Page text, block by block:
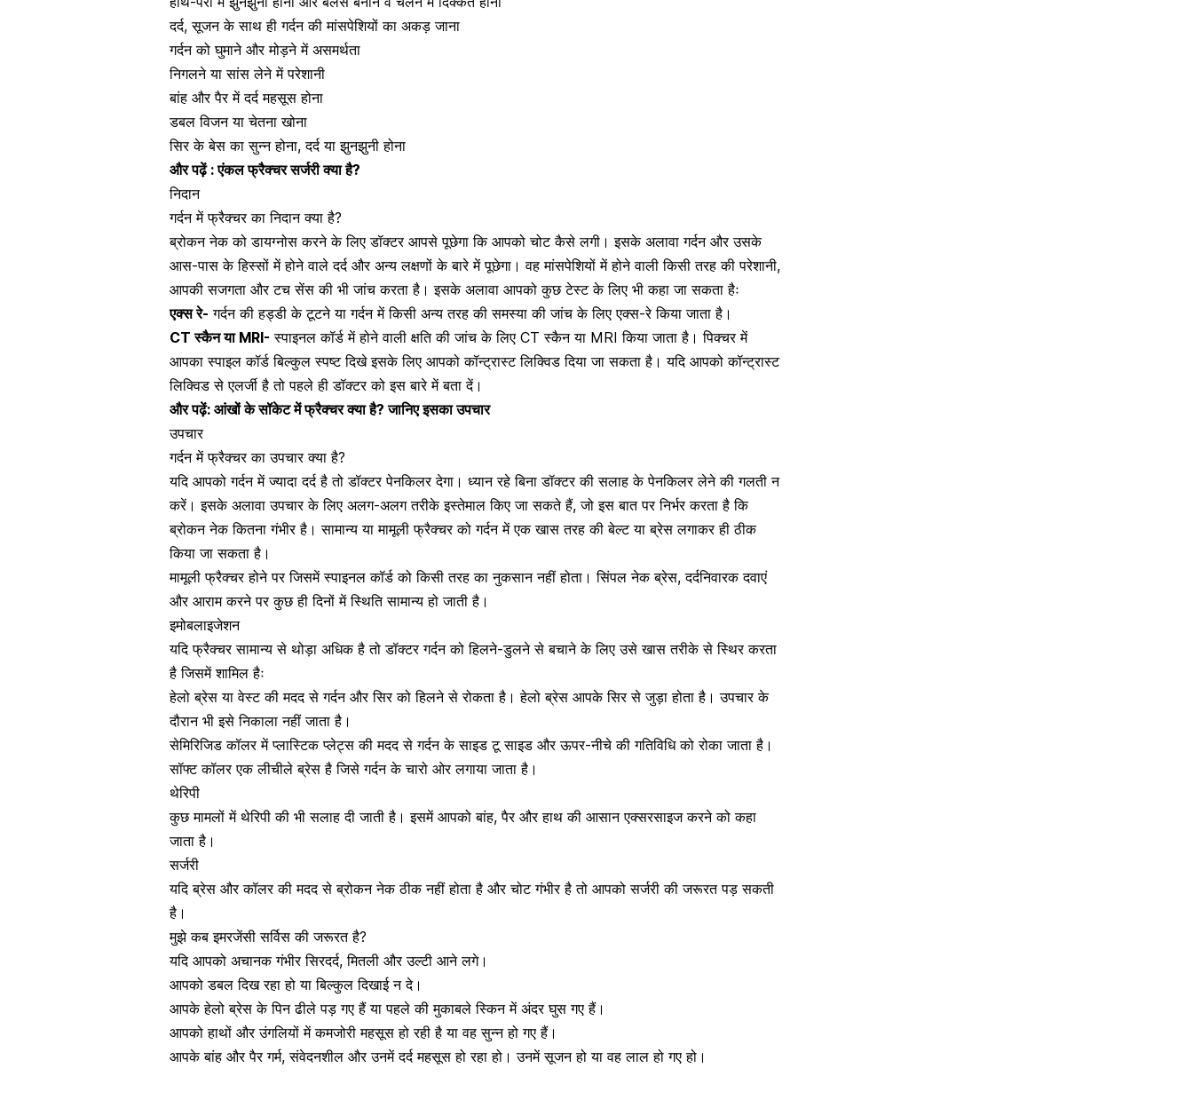
दर्द, सूजन के साथ ही गर्दन की मांसपेशियों का अकड़ जाना
गर्दन को घुमाने और मोड़ने में असमर्थता
निगलने यासांस लेने में परेशानी
बांह औरपैर में दर्द महसूस होना
डबल विजन या चेतना खोना
सिर के बेस का सुन्न होना, दर्द या झुनझुनी होना
और पढ़ें :एंकल फ्रैक्चर सर्जरी क्या है?
निदान
गर्दन में फ्रैक्चर का निदान क्या है?
ब्रोकन नेक को डायग्नोस करने के लिए डॉक्टर आपसे पूछेगा कि आपको चोट कैसे लगी। इसके अलावा गर्दन और उसके
आस-पास के हिस्सों में होने वाले दर्द और अन्य लक्षणों के बारे में पूछेगा। वह मांसपेशियों में होने वाली किसी तरह की परेशानी,
आपकी सजगता और टच सेंस की भी जांच करता है। इसके अलावा आपको कुछ टेस्ट के लिए भी कहा जा सकता हैः
एक्स रे- गर्दन की हड्डी के टूटने या गर्दन में किसी अन्य तरह की समस्या की जांच के लिए एक्स-रे किया जाता है।
CT स्कैन या MRI- स्पाइनल कॉर्ड में होने वाली क्षतिकी जांच के लिए CT स्कैनया MRIकिया जाता है। पिक्चर में
आपका स्पाइल कॉर्ड बिल्कुल स्पष्ट दिखे इसके लिए आपको कॉन्ट्रास्ट लिक्विड दिया जा सकता है। यदि आपको कॉन्ट्रास्ट
लिक्विड से एलर्जी है तो पहले ही डॉक्टर को इस बारे में बता दें।
और पढ़ें: आंखों के सॉकेट में फ्रैक्चर क्या है? जानिए इसका उपचार
उपचार
गर्दन में फ्रैक्चर का उपचार क्या है?
यदि आपको गर्दन में ज्यादा दर्द है तो डॉक्टर पेनकिलर देगा। ध्यान रहे बिना डॉक्टर की सलाह के पेनकिलर लेने की गलती न
करें। इसके अलावा उपचार के लिए अलग-अलग तरीके इस्तेमाल किए जा सकते हैं, जो इस बात पर निर्भर करता है कि
ब्रोकन नेक कितना गंभीर है। सामान्य या मामूली फ्रैक्चर को गर्दन में एक खास तरह की बेल्ट या ब्रेस लगाकर ही ठीक
किया जा सकता है।
मामूली फ्रैक्चर होने पर जिसमें स्पाइनल कॉर्ड को किसी तरह का नुकसान नहीं होता। सिंपल नेक ब्रेस, दर्दनिवारक दवाएं
और आराम करने पर कुछ ही दिनों में स्थिति सामान्य हो जाती है।
इमोबलाइजेशन
यदि फ्रैक्चर सामान्य से थोड़ा अधिक है तो डॉक्टर गर्दन को हिलने-डुलने से बचाने के लिए उसे खास तरीके से स्थिर करता
है जिसमें शामिल हैः
हेलो ब्रेस या वेस्ट की मदद से गर्दन और सिर को हिलने से रोकता है। हेलो ब्रेस आपके सिर से जुड़ा होता है। उपचार के
दौरान भी इसे निकाला नहीं जाता है।
सेमिरिजिड कॉलर में प्लास्टिक प्लेट्स की मदद से गर्दन के साइड टू साइड और ऊपर-नीचे की गतिविधि को रोका जाता है।
सॉफ्ट कॉलर एक लीचीले ब्रेस है जिसे गर्दन के चारो ओर लगाया जाता है।
थेरिपी
कुछ मामलों में थेरिपी की भी सलाह दी जाती है। इसमें आपको बांह, पैर और हाथ की आसान एक्सरसाइज करने को कहा
जाता है।
सर्जरी
यदि ब्रेस और कॉलर की मदद से ब्रोकन नेक ठीक नहीं होता है और चोट गंभीर है तो आपको सर्जरी की जरूरत पड़ सकती
है।
मुझे कब इमरजेंसी सर्विस की जरूरत है?
यदि आपको अचानक गंभीर सिरदर्द, मितली और उल्टी आने लगे।
आपको डबल दिख रहा हो या बिल्कुल दिखाई न दे।
आपके हेलो ब्रेस के पिन ढीले पड़ गए हैं या पहले की मुकाबले स्किन में अंदर घुस गए हैं।
आपको हाथों और उंगलियों में कमजोरी महसूस हो रही है या वह सुन्न हो गए हैं।
आपके बांह और पैर गर्म, संवेदनशील और उनमें दर्द महसूस हो रहा हो। उनमें सूजन हो या वह लाल हो गए हो।